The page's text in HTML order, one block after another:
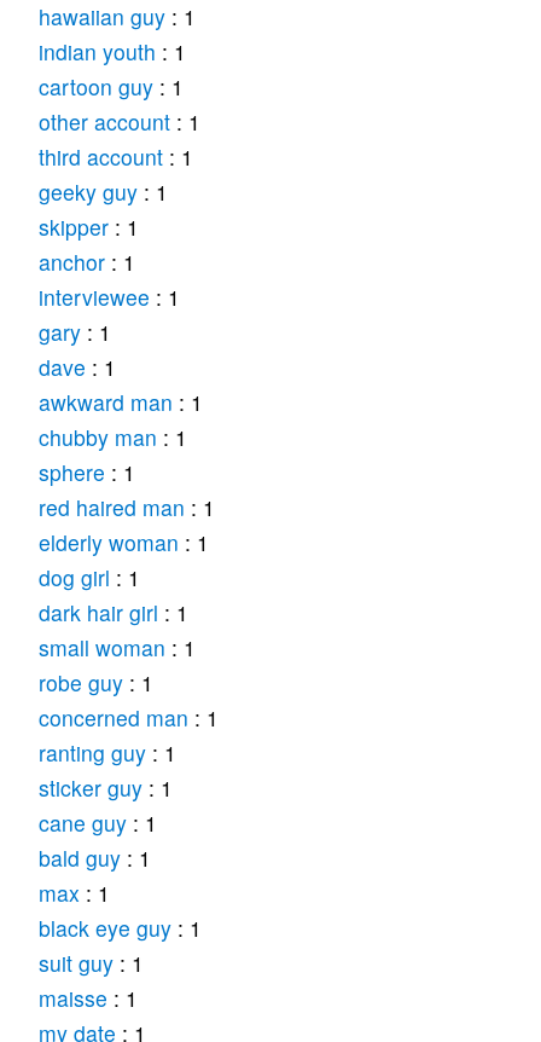
hawaiian guy: 1
indian youth : 1
cartoon guy: 1
other account: 1
third account: 1
geeky guy: 1
skipper: 1
anchor: 1
interviewee : 1
gary: 1
dave : 1
awkward man : 1
chubby man : 1
sphere : 1
red haired man : 1
elderly woman : 1
dog girl : 1
dark hair girl : 1
small woman : 1
robe guy: 1
concerned man : 1
ranting guy: 1
sticker guy: 1
cane guy: 1
bald guy: 1
max : 1
black eye guy: 1
suit guy: 1
maisse : 1
my date : 1